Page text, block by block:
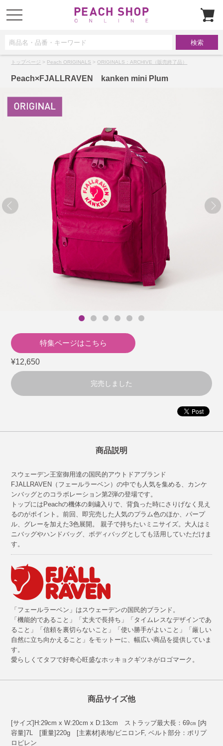
t
o
a
i
トップページ > Peach ORIGINALS >ORIGINALS：ARCHIVE（販売終了品）
Peach×FJALLRAVEN kanken mini Plum
特集ページはこちら
¥12,650
完売しました
商品説明
スウェーデン王室御用達の国民的アウトドアブランド
FJALLRAVEN（フェールラーベン）の中でも人気を集める、カンケ
ンバッグとのコラボレーション第2弾の登場です。
トップにはPeachの機体の刺繍入りで、背負った時にさりげなく見え
るのがポイント。前回、即完売した人気のプラム色のほか、パープ
ル、グレーを加えた3色展開。 親子で持ちたいミニサイズ。大人はミ
ニバッグやハンドバッグ、ボディバッグとしても活用していただけま
す。
「フェールラーベン」はスウェーデンの国民的ブランド。
「機能的であること」「丈夫で長持ち」「タイムレスなデザインであ
ること」「信頼を裏切らないこと」「使い勝手がよいこと」「厳しい
自然に立ち向かえること」をモットーに、幅広い商品を提供していま
す。
愛らしくてタフで好奇心旺盛なホッキョクギツネがロゴマーク。
商品サイズ他
[サイズ]H:29cm x W:20cm x D:13cm ストラップ最大長：69㎝ [内
容量]7L [重量]220g [主素材]表地/ビニロンF, ベルト部分：ポリプ
ロピレン